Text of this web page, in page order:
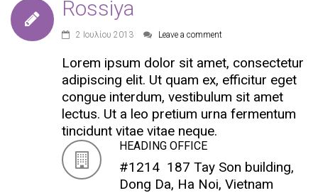
Rossiya
2 Ιουλίου 2013 Leave a comment
Lorem ipsum dolor sit amet, consectetur
adipiscing elit. Ut quam ex, efficitur eget
congue interdum, vestibulum sit amet
lectus. Ut a leo pretium urna fermentum
tincidunt vitae vitae neque.
HEADING OFFICE
#1214 187 Tay Son building,
Dong Da, Ha Noi, Vietnam